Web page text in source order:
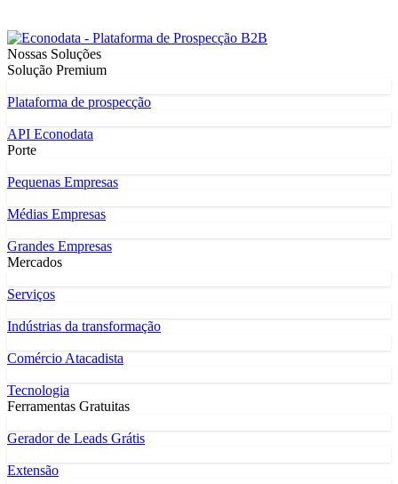
Nossas Soluções
Solução Premium
Plataforma de prospecção
API Econodata
Porte
Pequenas Empresas
Médias Empresas
Grandes Empresas
Mercados
Serviços
Indústrias da transformação
Comércio Atacadista
Tecnologia
Ferramentas Gratuitas
Gerador de Leads Grátis
Extensão